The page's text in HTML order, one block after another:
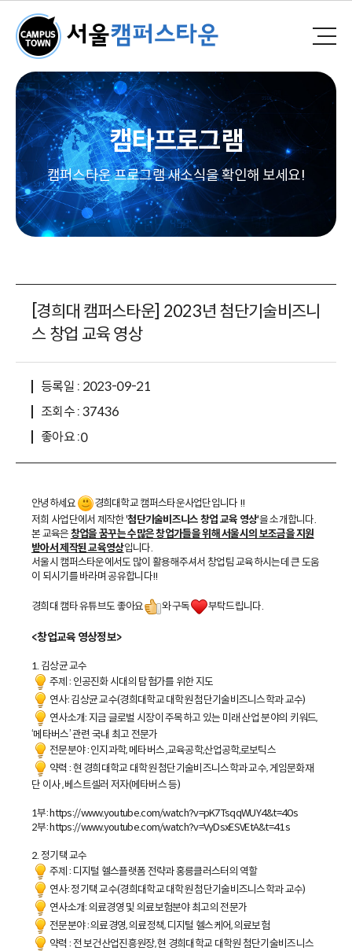
캠타프로그램
캠퍼스타운 프로그램 새소식을 확인해 보세요!
[경희대 캠퍼스타운] 2023년 첨단기술비즈니
스 창업 교육 영상
등록일 : 2023-09-21
조회수 : 37436
좋아요 :0
안녕하세요
경희대학교 캠퍼스타운사업단입니다 !!
저희 사업단에서 제작한 '첨단기술비즈니스 창업 교육 영상'을 소개합니다.
본 교육은창업을 꿈꾸는 수많은 창업가들을 위해 서울시의 보조금을 지원
받아서 제작된 교육영상입니다.
서울시 캠퍼스타운에서도 많이 활용해주셔서 창업팀 교육하시는데 큰 도움
이 되시기를 바라며 공유합니다!!
경희대 캠타 유튜브도 좋아요 와 구독 부탁드립니다.
<창업교육 영상정보>
1. 김상균 교수
주제 : 인공진화 시대의 탐험가를 위한 지도
연사: 김상균 교수(경희대학교 대학원 첨단기술비즈니스학과 교수)
연사소개: 지금 글로벌 시장이 주목하고 있는 미래 산업 분야의 키워드,
‘메타버스’ 관련 국내 최고 전문가
전문분야 : 인지과학, 메타버스 ,교육공학,산업공학,로보틱스
약력 : 현 경희대학교 대학원 첨단기술비즈니스학과 교수, 게임문화재
단 이사 , 베스트셀러 저자(메타버스 등)
1부: https://www.youtube.com/watch?v=pK7TsqqWUY4&t=40s
2부: https://www.youtube.com/watch?v=VyDsxESVEtA&t=41s
2. 정기택 교수
주제 : 디지털 헬스플랫폼 전략과 홍릉클러스터의 역할
연사: 정기택 교수(경희대학교 대학원 첨단기술비즈니스학과 교수)
연사소개: 의료경영 및 의료보험분야 최고의 전문가
전문분야 : 의료경영, 의료정책, 디지털 헬스케어, 의료보험
약력 : 전 보건산업진흥원장, 현 경희대학교 대학원 첨단기술비즈니스